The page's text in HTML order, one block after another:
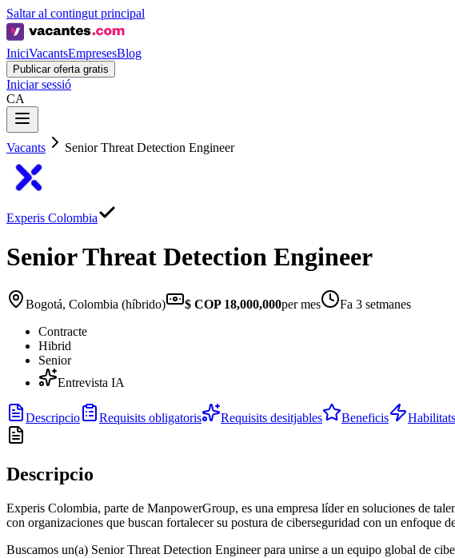
Saltar al contingut principal
IniciVacantsEmpresesBlog
Publicar oferta gratis
Iniciar sessió
CA
Vacants Senior Threat Detection Engineer
Experis Colombia
Senior Threat Detection Engineer
Bogotá, Colombia (híbrido) $ COP 18,000,000per mes
Fa 3 setmanes
Contracte
Hibrid
Senior
Entrevista IA
Descripcio Requisits obligatoris Requisits desitjables Beneficis
Descripcio
Experis Colombia, parte de ManpowerGroup, es una empresa líder en soluciones de
con organizaciones que buscan fortalecer su postura de ciberseguridad con un enfoque
Buscamos un(a) Senior Threat Detection Engineer para unirse a un equipo global de